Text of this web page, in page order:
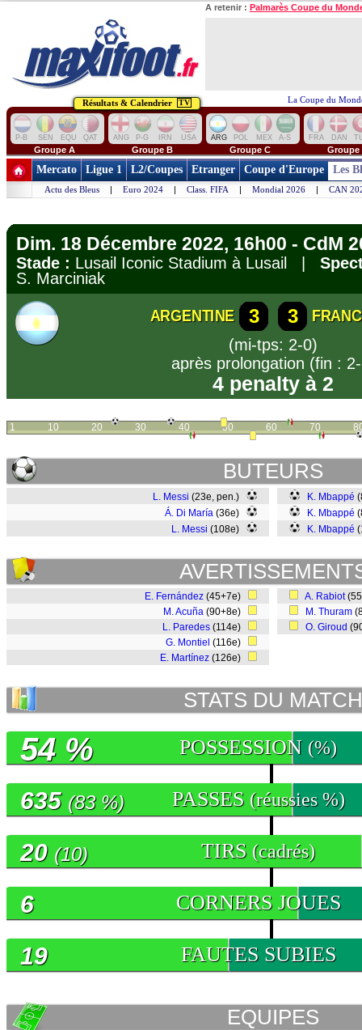
A retenir : Palmarès Coupe du
Résultats & Calendrier TV La Coupe du
P-B SEN EQU QAT ANG P-G IRN USA ARG POL MEX A-S FRA DAN
Groupe A Groupe B Groupe C Groupe
Mercato Ligue 1 L2/Coupes Etranger Coupe d'Europe Les
Actu des Bleus | Euro 2024 | Class. FIFA | Mondial 2026 | CAN
Dim. 18 Décembre 2022, 16h00 - CdM
Stade : Lusail Iconic Stadium à Lusail |
S. Marciniak
ARGENTINE 3 3
(mi-tps: 2-0)
après prolongation (fin :
4 penalty à 2
1 10 20 30 40 50 60 70
BUTEURS
L. Messi (23e, pen.)
Á. Di María (36e)
L. Messi (108e)
K. Mbappé
K. Mbappé
K. Mbappé
E. Fernández (45+7e)
M. Acuña (90+8e)
L. Paredes (114e)
G. Montiel (116e)
E. Martínez (126e)
A. Rabiot
M. Thuram
O. Giroud
STATS DU MATCH
POSSESSION (%)
54 %
PASSES (réussies %)
635 (83 %)
TIRS (cadrés)
20 (10)
CORNERS JOUES
6
FAUTES SUBIES
19
EQUIPES